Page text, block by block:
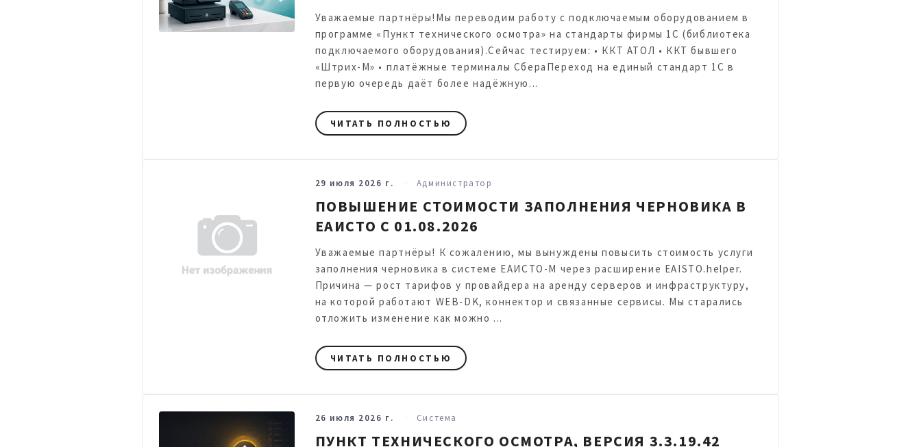
Уважаемые партнёры!Мы переводим работу с подключаемым оборудованием в
программе «Пункт технического осмотра» на стандарты фирмы 1С (библиотека
подключаемого оборудования).Сейчас тестируем: • ККТ АТОЛ • ККТ бывшего
«Штрих-М» • платёжные терминалы СбераПереход на единый стандарт 1С в
первую очередь даёт более надёжную...
ЧИТАТЬ ПОЛНОСТЬЮ
29 июля 2026 г. Администратор
ПОВЫШЕНИЕ СТОИМОСТИ ЗАПОЛНЕНИЯ ЧЕРНОВИКА В
ЕАИСТО С 01.08.2026
Уважаемые партнёры! К сожалению, мы вынуждены повысить стоимость услуги
заполнения черновика в системе ЕАИСТО-М через расширение EAISTO.helper.
Причина — рост тарифов у провайдера на аренду серверов и инфраструктуру,
на которой работают WEB-DK, коннектор и связанные сервисы. Мы старались
отложить изменение как можно ...
ЧИТАТЬ ПОЛНОСТЬЮ
26 июля 2026 г. Система
ПУНКТ ТЕХНИЧЕСКОГО ОСМОТРА, ВЕРСИЯ 3.3.19.42